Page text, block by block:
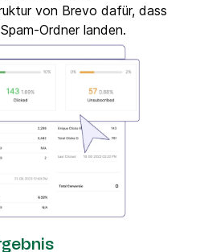
von Brevo dafür, dass
Ordner landen.